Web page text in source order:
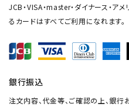
JCB・VISA・master・ダイナース・ア
るカードはすべてご利用になれます。
銀行振込
注文内容、代金等、ご確認の上、銀行